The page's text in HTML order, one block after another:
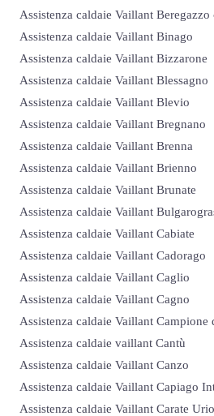
Assistenza caldaie Vaillant
Assistenza caldaie Vaillant Binago
Assistenza caldaie Vaillant Bizzarone
Assistenza caldaie Vaillant Blessagno
Assistenza caldaie Vaillant Blevio
Assistenza caldaie Vaillant Bregnano
Assistenza caldaie Vaillant Brenna
Assistenza caldaie Vaillant Brienno
Assistenza caldaie Vaillant Brunate
Assistenza caldaie Vaillant
Assistenza caldaie Vaillant Cabiate
Assistenza caldaie Vaillant Cadorago
Assistenza caldaie Vaillant Caglio
Assistenza caldaie Vaillant Cagno
Assistenza caldaie Vaillant Campione
Assistenza caldaie vaillant Cantù
Assistenza caldaie Vaillant Canzo
Assistenza caldaie Vaillant Capiago
Assistenza caldaie Vaillant Carate Urio